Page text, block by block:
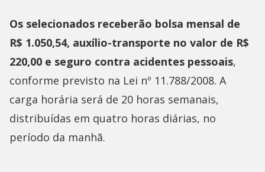
Os selecionados receberão bolsa mensal de
R$ 1.050,54, auxílio-transporte no valor de R$
220,00 e seguro contra acidentes pessoais,
conforme previsto na Lei nº 11.788/2008. A
carga horária será de 20 horas semanais,
distribuídas em quatro horas diárias, no
período da manhã.